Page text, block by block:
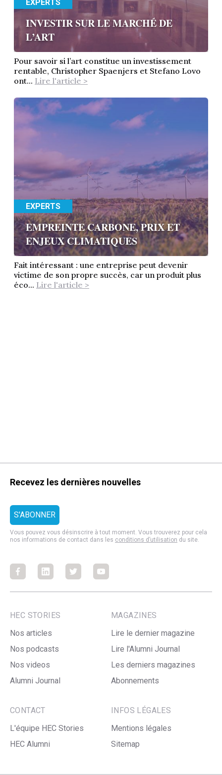
EXPERTS
INVESTIR SUR LE MARCHÉ DE
L’ART
Pour savoir si l’art constitue un investissement
rentable, Christopher Spaenjers et Stefano Lovo
ont... Lire l'article >
EXPERTS
EMPREINTE CARBONE, PRIX ET
ENJEUX CLIMATIQUES
Fait intéressant : une entreprise peut devenir
victime de son propre succès, car un produit plus
éco... Lire l'article >
Recevez les dernières nouvelles
Vous pouvez vous désinscrire à tout moment. Vous trouverez pour cela
nos informations de contact dans les conditions d’utilisation du site.
FacebookFacebookFacebookFacebook
HEC STORIES
Nos articles
Nos podcasts
Nos videos
Alumni Journal
MAGAZINES
Lire le dernier magazine
Lire l'Alumni Journal
Les derniers magazines
Abonnements
CONTACT
L'équipe HEC Stories
HEC Alumni
INFOS LÉGALES
Mentions légales
Sitemap